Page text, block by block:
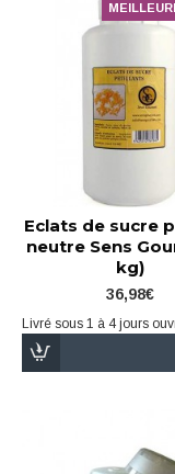
Eclats de sucre
neutre Sens
kg)
36,98€
Livré sous 1 à 4 jours